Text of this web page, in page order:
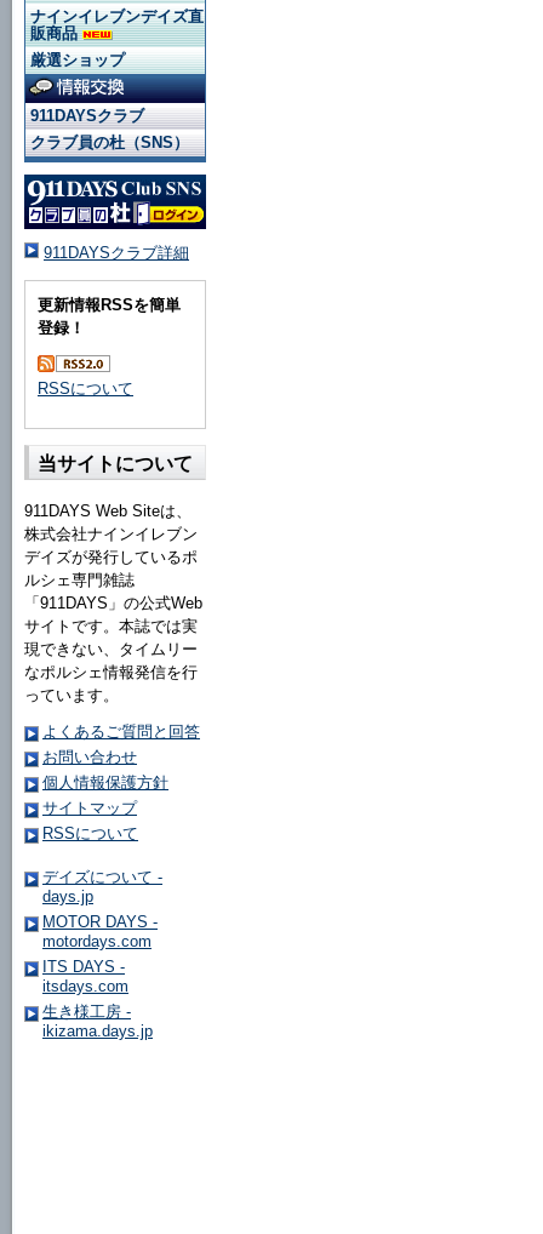
ナインイレブンデイズ直
販商品
厳選ショップ
911DAYSクラブ
クラブ員の杜（SNS）
911DAYSクラブ詳細
更新情報RSSを簡単
登録！
RSSについて
当サイトについて
911DAYS Web Siteは、
株式会社ナインイレブン
デイズが発行しているポ
ルシェ専門雑誌
「911DAYS」の公式Web
サイトです。本誌では実
現できない、タイムリー
なポルシェ情報発信を行
っています。
よくあるご質問と回答
お問い合わせ
個人情報保護方針
サイトマップ
RSSについて
デイズについて -
days.jp
MOTOR DAYS -
motordays.com
ITS DAYS -
itsdays.com
生き様工房 -
ikizama.days.jp